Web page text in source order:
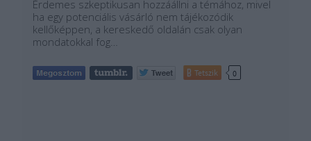
Érdemes szkeptikusan hozzáállni a témához, mivel
ha egy potenciális vásárló nem tájékozódik
kellőképpen, a kereskedő oldalán csak olyan
mondatokkal fog…
Tetszik 0